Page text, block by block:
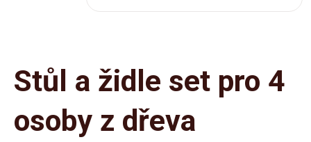
Stůl a židle set pro 4
osoby z dřeva